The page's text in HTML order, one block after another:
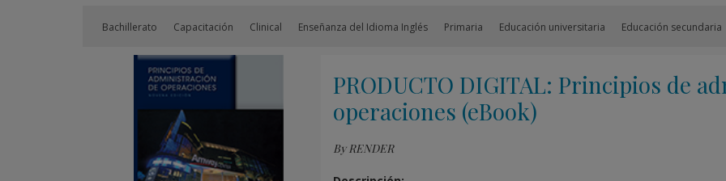
Bachillerato Capacitación Clinical Enseñanza del Idioma Inglés Primaria Educación universitaria Educación secundaria
PRODUCTO DIGITAL: Principios de
operaciones (eBook)
By RENDER